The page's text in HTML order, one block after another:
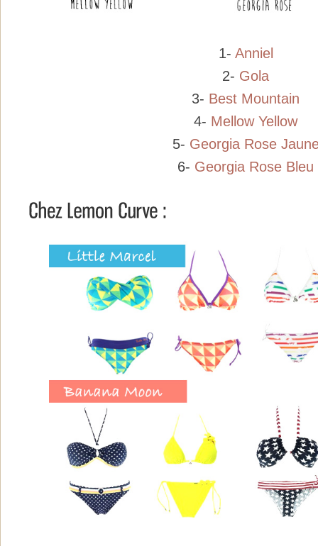
1- Anniel
2- Gola
3- Best Mountain
4- Mellow Yellow
5- Georgia Rose
6- Georgia Rose Bleu